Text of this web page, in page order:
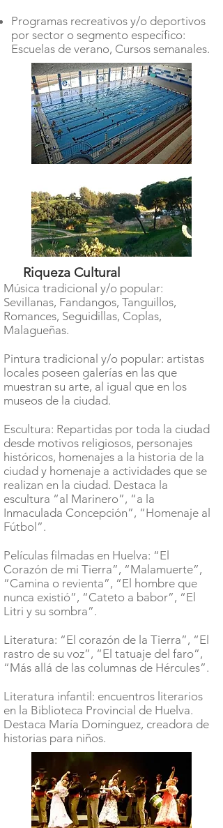
Programas recreativos y/o deportivos
por sector o segmento específico:
Escuelas de verano, Cursos semanales.
Riqueza Cultural
Música tradicional y/o popular:
Sevillanas, Fandangos, Tanguillos,
Romances, Seguidillas, Coplas,
Malagueñas.
Pintura tradicional y/o popular: artistas
locales poseen galerías en las que
muestran su arte, al igual que en los
museos de la ciudad.
Escultura: Repartidas por toda la ciudad
desde motivos religiosos, personajes
históricos, homenajes a la historia de la
ciudad y homenaje a actividades que se
realizan en la ciudad. Destaca la
escultura “al Marinero”, “a la
Inmaculada Concepción”, “Homenaje al
Fútbol”.
Películas filmadas en Huelva: “El
Corazón de mi Tierra”, “Malamuerte”,
“Camina o revienta”, “El hombre que
nunca existió”, “Cateto a babor”, “El
Litri y su sombra”.
Literatura: “El corazón de la Tierra”, “El
rastro de su voz”, “El tatuaje del faro”,
“Más allá de las columnas de Hércules”.
Literatura infantil: encuentros literarios
en la Biblioteca Provincial de Huelva.
Destaca María Domínguez, creadora de
historias para niños.